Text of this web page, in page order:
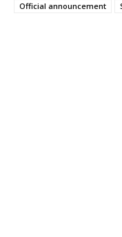
Official announcement